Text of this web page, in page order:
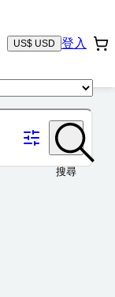
US$ USD 登入
搜尋